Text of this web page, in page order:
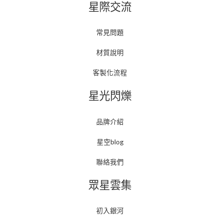
星際交流
常見問題
材質說明
客製化流程
星光閃爍
品牌介紹
星空blog
聯絡我們
眾星雲集
初入銀河